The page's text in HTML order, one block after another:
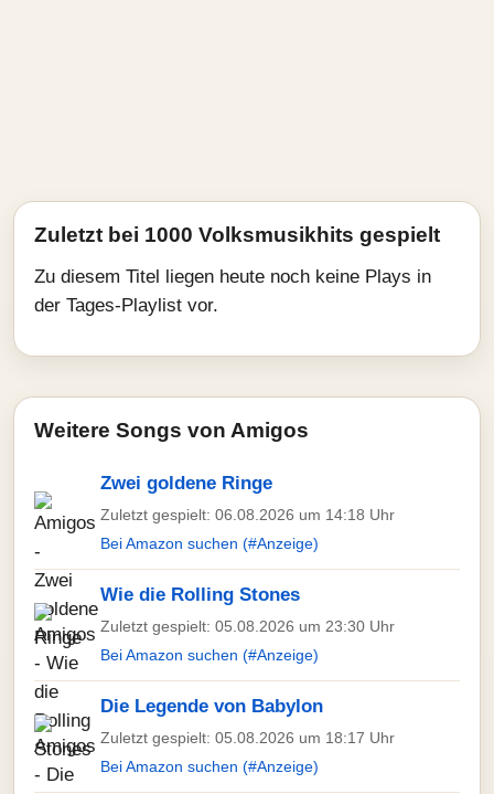
Zuletzt bei 1000 Volksmusikhits gespielt
Zu diesem Titel liegen heute noch keine Plays in
der Tages-Playlist vor.
Weitere Songs von Amigos
Zwei goldene Ringe
Zuletzt gespielt: 06.08.2026 um 14:18 Uhr
Bei Amazon suchen (#Anzeige)
Wie die Rolling Stones
Zuletzt gespielt: 05.08.2026 um 23:30 Uhr
Bei Amazon suchen (#Anzeige)
Die Legende von Babylon
Zuletzt gespielt: 05.08.2026 um 18:17 Uhr
Bei Amazon suchen (#Anzeige)